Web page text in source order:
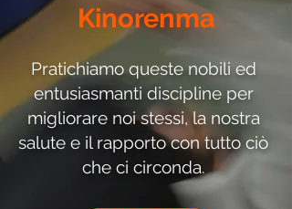
Kinorenma
Pratichiamo queste nobili ed
entusiasmanti discipline per
migliorare noi stessi, la nostra
salute e il rapporto con tutto ciò
che ci circonda.